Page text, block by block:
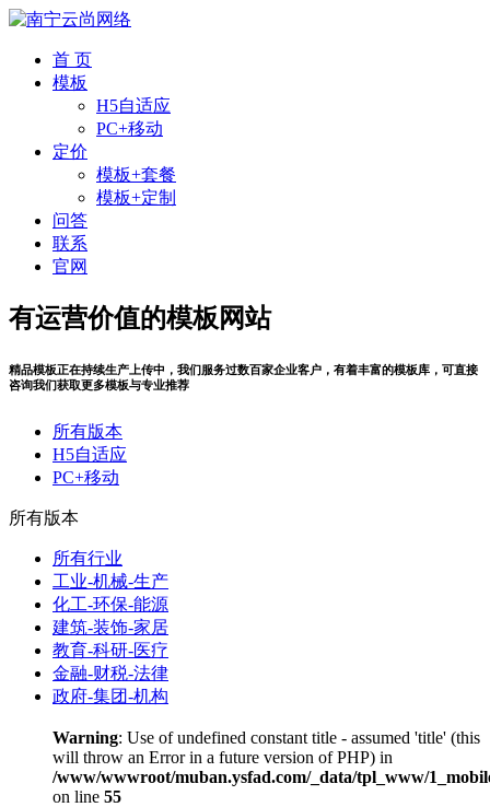
首 页
模板
H5自适应
PC+移动
定价
模板+套餐
模板+定制
问答
联系
官网
有运营价值的模板网站
精品模板正在持续生产上传中，我们服务过数百家企业客户，有着丰富的模板库，可直接
咨询我们获取更多模板与专业推荐
所有版本
H5自适应
PC+移动
所有版本
所有行业
工业-机械-生产
化工-环保-能源
建筑-装饰-家居
教育-科研-医疗
金融-财税-法律
政府-集团-机构
Warning: Use of undefined constant title - assumed 'title' (this
will throw an Error in a future version of PHP) in
/www/wwwroot/muban.ysfad.com/_data/tpl_www/
on line 55